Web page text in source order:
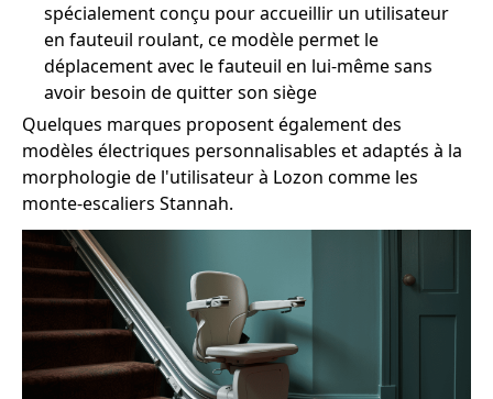
spécialement conçu pour accueillir un utilisateur
en fauteuil roulant, ce modèle permet le
déplacement avec le fauteuil en lui-même sans
avoir besoin de quitter son siège
Quelques marques proposent également des
modèles électriques personnalisables et adaptés à la
morphologie de l'utilisateur à Lozon comme les
monte-escaliers Stannah.